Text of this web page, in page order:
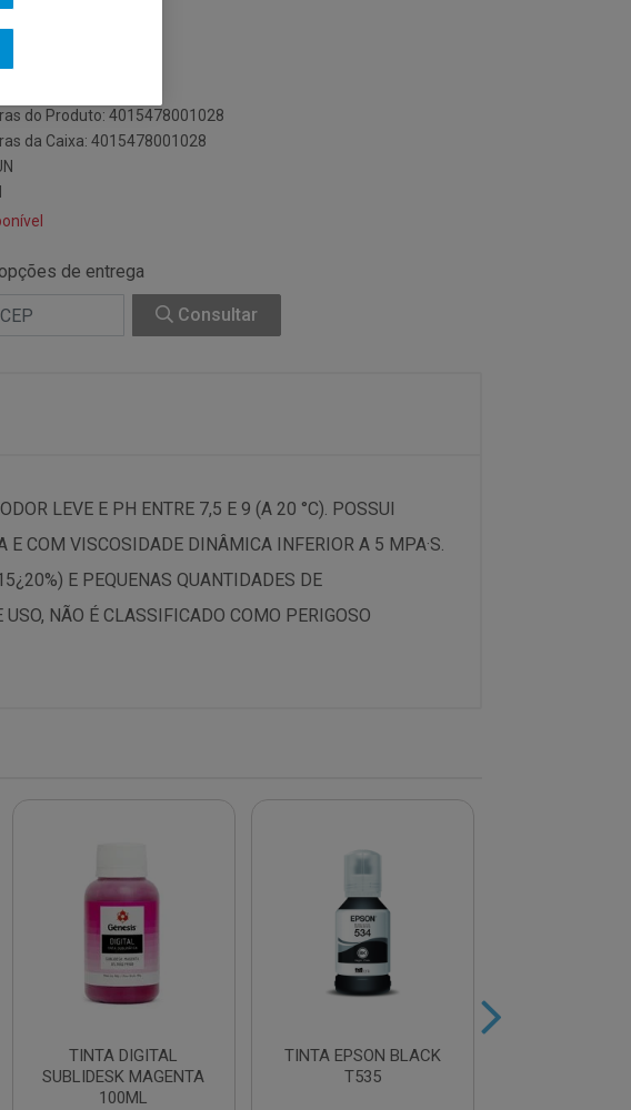
T43M220
do Produto: 4015478001028
da Caixa: 4015478001028
de entrega
Consultar
LEVE E PH ENTRE 7,5 E 9 (A 20 °C). POSSUI
E COM VISCOSIDADE DINÂMICA INFERIOR A 5 MPA·S.
E PEQUENAS QUANTIDADES DE
NÃO É CLASSIFICADO COMO PERIGOSO
TINTA DIGITAL
SUBLIDESK MAGENTA
100ML
TINTA EPSON BLACK
T535